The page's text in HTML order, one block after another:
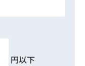
円以下